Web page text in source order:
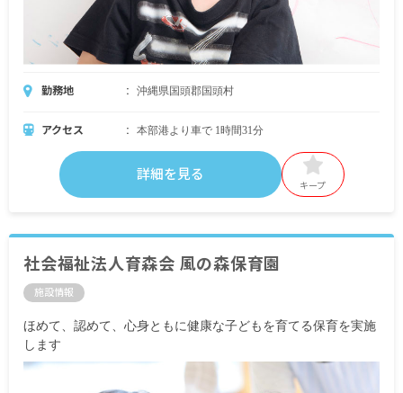
勤務地 沖縄県国頭郡国頭村
アクセス 本部港より車で 1時間31分
詳細を見る
キープ
社会福祉法人育森会 風の森保育園
施設情報
ほめて、認めて、心身ともに健康な子どもを育てる保育を実施
します